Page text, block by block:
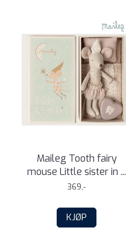
Maileg Tooth fairy
mouse Little sister in ...
369,-
KJØP